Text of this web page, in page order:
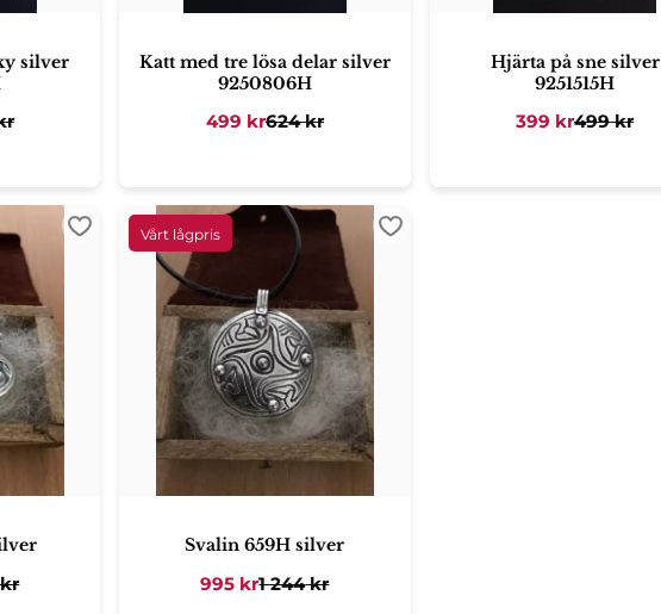
silver
Katt med tre lösa delar silver
9250806H
499 kr624kr
Hjärta på sne silver
9251515H
399 kr499kr
Lägg till i favoriter
Svalin 659H silver
995 kr1 244kr
Lägg till i favoriter